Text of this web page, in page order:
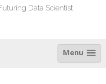
Data Scientist
Menu